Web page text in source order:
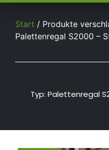
Start / Produkte
Palettenregal S2000 –
Typ: Palettenregal